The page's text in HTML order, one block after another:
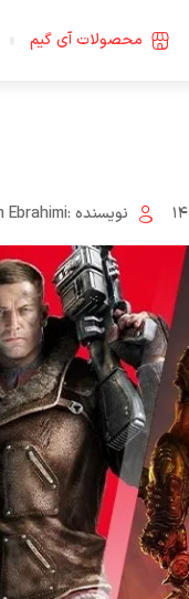
محصولات آی گیم
نویسنده :Ebrahimi